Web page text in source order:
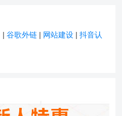
|谷歌外链 | 网站建设 |抖音认